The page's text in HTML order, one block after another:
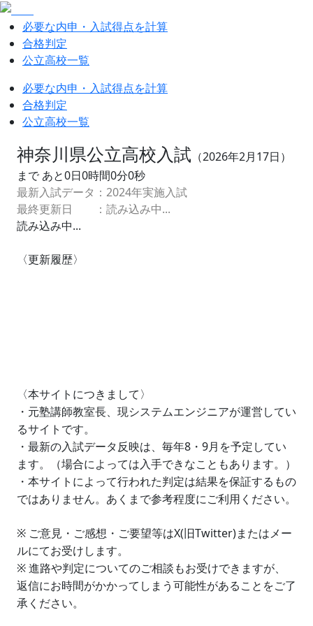
必要な内申・入試得点を計算
合格判定
公立高校一覧
必要な内申・入試得点を計算
合格判定
公立高校一覧
神奈川県公立高校入試 （2026年2月17日）
まで あと0日0時間0分0秒
最新入試データ： 2024年実施入試
最終更新日 ： 読み込み中...
読み込み中...
〈更新履歴〉
〈本サイトにつきまして〉
・元塾講師教室長、現システムエンジニアが運営してい
るサイトです。
・最新の入試データ反映は、毎年8・9月を予定してい
ます。（場合によっては入手できなこともあります。）
・本サイトによって行われた判定は結果を保証するもの
ではありません。あくまで参考程度にご利用ください。
※ ご意見・ご感想・ご要望等はX(旧Twitter)またはメー
ルにてお受けします。
※ 進路や判定についてのご相談もお受けできますが、
返信にお時間がかかってしまう可能性があることをご了
承ください。